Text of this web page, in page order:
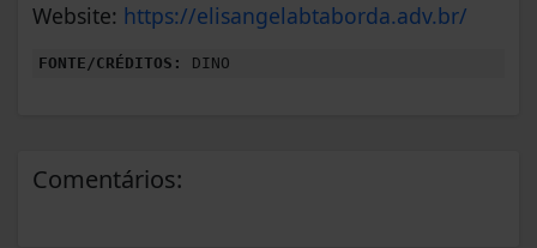
Website: https://elisangelabtaborda.adv.br/
FONTE/CRÉDITOS: DINO
Comentários: